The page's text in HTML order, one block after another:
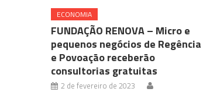
ECONOMIA
FUNDAÇÃO RENOVA – Micro e
pequenos negócios de Regência
e Povoação receberão
consultorias gratuitas
2 de fevereiro de 2023